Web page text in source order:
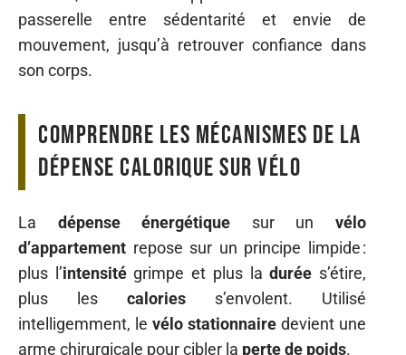
passerelle entre sédentarité et envie de
mouvement, jusqu’à retrouver confiance dans
son corps.
Comprendre les mécanismes de la
dépense calorique sur vélo
La dépense énergétique sur unvélo
d’appartement repose sur un principe limpide :
plus l’intensitégrimpe et plus ladurée s’étire,
plus les calories s’envolent. Utilisé
intelligemment, le vélo stationnaire devient une
arme chirurgicale pour cibler la perte de poids.